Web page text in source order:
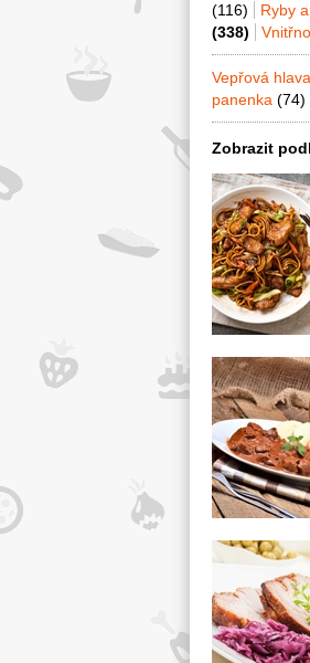
(116)
Ryby
(338)
Vepřová hlava
panenka (74)
Zobrazit